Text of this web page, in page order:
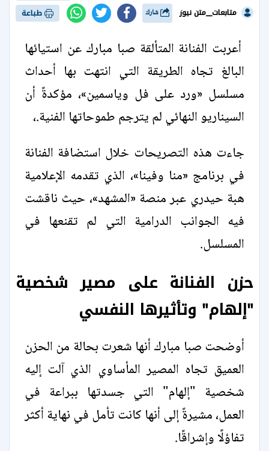
متابعات__متن نيوز
طباعة
أعربت الفنانة المتألقة صبا مبارك عن استيائها
البالغ تجاه الطريقة التي انتهت بها أحداث
مسلسل «ورد على فل وياسمين»، مؤكدةً أن
السيناريو النهائي لم يترجم طموحاتها الفنية.،
جاءت هذه التصريحات خلال استضافة الفنانة
في برنامج «منا وفينا»، الذي تقدمه الإعلامية
هبة حيدري عبر منصة «المشهد»، حيث ناقشت
فيه الجوانب الدرامية التي لم تقنعها في
المسلسل.
حزن الفنانة على مصير شخصية
"إلهام" وتأثيرها النفسي
أوضحت صبا مبارك أنها شعرت بحالة من الحزن
العميق تجاه المصير المأساوي الذي آلت إليه
شخصية "إلهام" التي جسدتها ببراعة في
العمل، مشيرةً إلى أنها كانت تأمل في نهاية أكثر
تفاؤلًا وإشراقًا.